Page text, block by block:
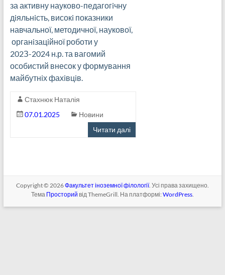
за активну науково-педагогiчну
дiяльнiсть, високi показники
навчальної, методичної, наукової,
органiзацiйної роботи у
202З-2024 н.р. та вагомий
особистий внесок у формування
майбутнiх фахiвцiв.
Стахнюк Наталія
07.01.2025
Новини
Читати далі
Copyright © 2026Факультет іноземної філології. Усі права захищено.
Тема Просторий від ThemeGrill. На платформі: WordPress.